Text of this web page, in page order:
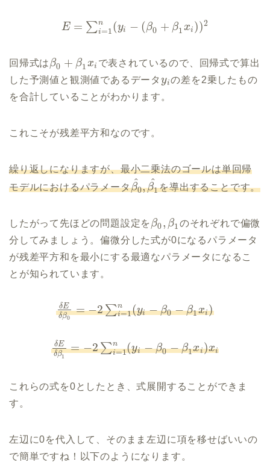
E = ∑n
i=1(yi − (β0 + β1xi ))2
回帰式はβ0 + β1xi で表されているので、回帰式で算出
した予測値と観測値であるデータyiの差を2乗したもの
を合計していることがわかります。
これこそが残差平方和なのです。
繰り返しになりますが、最小二乗法のゴールは単回帰
モデルにおけるパラメータβ0
^ ,β1
^ を導出することです。
したがって先ほどの問題設定を β0, β1のそれぞれで偏微
分してみましょう。偏微分した式が0になるパラメータ
が残差平方和を最小にする最適なパラメータになるこ
とが知られています。
δE
δβ0
= −2∑n
i=1(yi − β0 − β1xi)
δE
δβ1
= −2∑n
i=1(yi − β0 − β1xi)xi
これらの式を0としたとき、式展開することができま
す。
左辺に0を代入して、そのまま左辺に項を移せばいいの
で簡単ですね！以下のようになります。